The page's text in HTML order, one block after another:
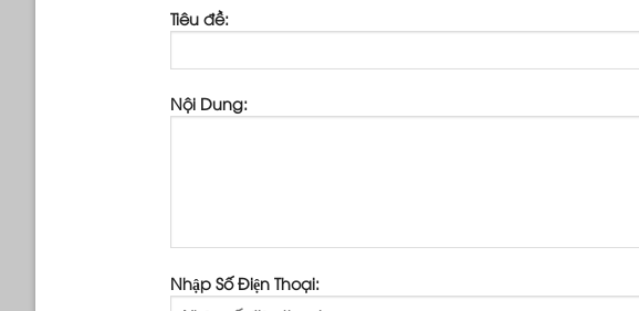
Tiêu đề:
Nội Dung:
Nhập Số Điện Thoại: